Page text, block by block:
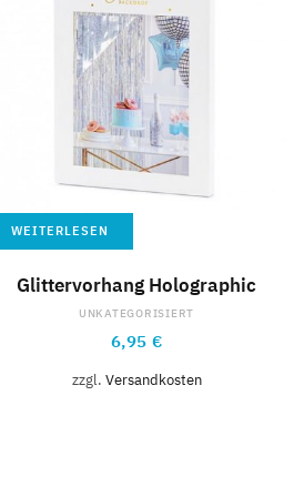
WEITERLESEN
Glittervorhang Holographic
UNKATEGORISIERT
6,95 €
zzgl. Versandkosten